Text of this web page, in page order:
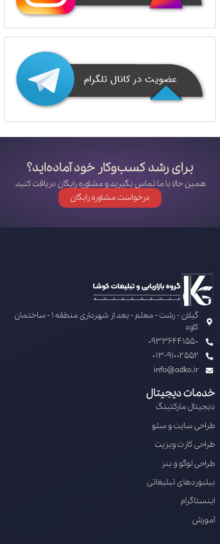
برای رشد کسب‌وکار خود آماده‌اید؟
همین حالا با ما تماس بگیرید و مشاوره رایگان دریافت کنید.
درخواست مشاوره رایگان
گیلان - رشت - معلم - بعد از شهرداری منطقه 1 - ساختمان
کاوه
09336441550
013-91002552
info@adko.ir
خدمات دیجیتال
دیجیتال مارکتینگ
طراحی سایت و سئو
طراحی کارت ویزیت
طراحی لوگو و بنر
بیلبوردهای تبلیغاتی
اینستاگرام
آموزش